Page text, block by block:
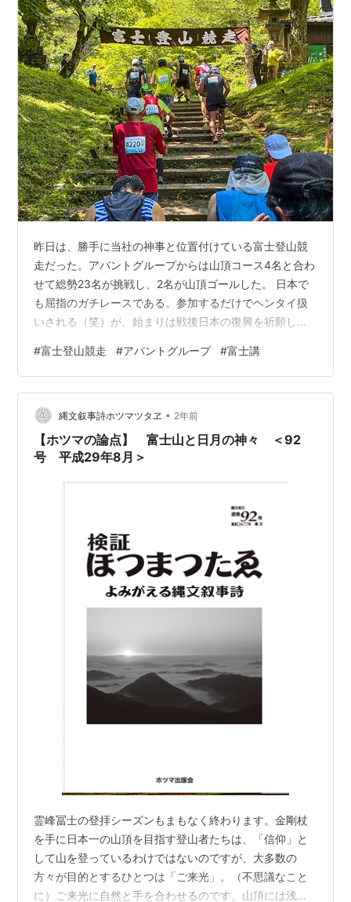
昨日は、勝手に当社の神事と位置付けている富士登山競
走だった。アバントグループからは山頂コース4名と合わ
せて総勢23名が挑戦し、2名が山頂ゴールした。 日本で
も屈指のガチレースである。参加するだけでヘンタイ扱
いされる（笑）が、始まりは戦後日本の復興を祈願し
浅間大社奥宮を目指す由緒正しき神事である。 春日大社
の権宮司だった日本文化の権威、岡本彰夫先生からは、
ちゃんと精進潔斎（神事などに際して身を清めること）
して装束（白装束が基本）を整えてやりなさいと叱られ
たこともある。が、当社の正装はオールブラックス。
（汗） この10年で、入山規制や有料化など富士…
#富士登山競走 #アバントグループ #富士講
縄文叙事詩ホツマツタヱ • 2年前
【ホツマの論点】 富士山と日月の神々 ＜92
号 平成29年8月＞
霊峰冨士の登拝シーズンもまもなく終わります。金剛杖
を手に日本一の山頂を目指す登山者たちは、「信仰」と
して山を登っているわけではないのですが、大多数の
方々が目的とするひとつは「ご来光」。（不思議なこと
に）ご来光に自然と手を合わせるのです。山頂には浅間